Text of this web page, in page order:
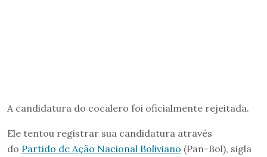
A candidatura do cocalero foi oficialmente rejeitada.
Ele tentou registrar sua candidatura através
do Partido de Ação Nacional Boliviano (Pan-Bol), sigla